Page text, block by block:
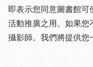
即表示您同意圖書館可
活動推廣之用。如果您
攝影師。我們將提供您